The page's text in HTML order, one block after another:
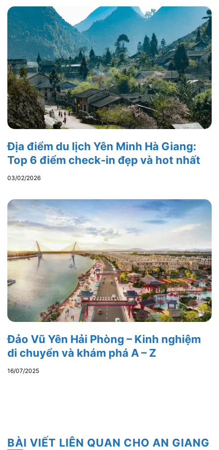
Địa điểm du lịch Yên Minh Hà Giang:
Top 6 điểm check-in đẹp và hot nhất
03/02/2026
Đảo Vũ Yên Hải Phòng – Kinh nghiệm
di chuyển và khám phá A – Z
16/07/2025
BÀI VIẾT LIÊN QUAN CHO AN GIANG